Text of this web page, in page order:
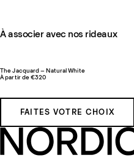
À associer avec nos rideaux
The Jacquard – Natural White
À partir de €320
FAITES VOTRE CHOIX